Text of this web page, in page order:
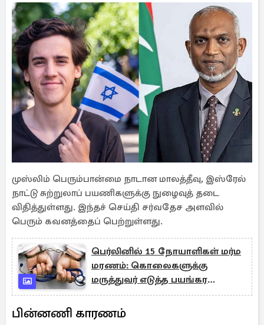
முஸ்லிம் பெரும்பான்மை நாடான மாலத்தீவு, இஸ்ரேல்
நாட்டு சுற்றுலாப் பயணிகளுக்கு நுழைவுத் தடை
விதித்துள்ளது. இந்தச் செய்தி சர்வதேச அளவில்
பெரும் கவனத்தைப் பெற்றுள்ளது.
பெர்லினில் 15 நோயாளிகள் மர்ம
மரணம்: கொலைகளுக்கு
மருத்துவர் எடுத்த பயங்கர
வழிமுறை!
பின்னணி காரணம்